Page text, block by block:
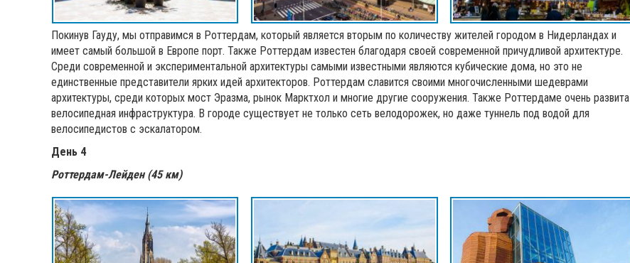
Покинув Гауду, мы отправимся в Роттердам, который является вторым по количеству жителей городом в Нидерландах и
имеет самый большой в Европе порт. Также Роттердам известен благодаря своей современной причудливой архитектуре.
Среди современной и экспериментальной архитектуры самыми известными являются кубические дома, но это не
единственные представители ярких идей архитекторов. Роттердам славится своими многочисленными шедеврами
архитектуры, среди которых мост Эразма, рынок Марктхол и многие другие сооружения. Также Роттердаме очень развита
велосипедная инфраструктура. В городе существует не только сеть велодорожек, но даже туннель под водой для
велосипедистов с эскалатором.
День 4
Роттердам-Лейден (45 км)